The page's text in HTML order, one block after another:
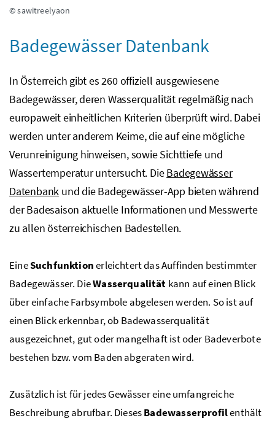
© sawitreelyaon
Badegewässer Datenbank
In Österreich gibt es 260 offiziell ausgewiesene
Badegewässer, deren Wasserqualität regelmäßig nach
europaweit einheitlichen Kriterien überprüft wird. Dabei
werden unter anderem Keime, die auf eine mögliche
Verunreinigung hinweisen, sowie Sichttiefe und
Wassertemperatur untersucht. DieBadegewässer
Datenbank und die Badegewässer-App bieten während
der Badesaison aktuelle Informationen und Messwerte
zu allen österreichischen Badestellen.
EineSuchfunktionerleichtert das Auffinden bestimmter
Badegewässer. DieWasserqualität kann auf einen Blick
über einfache Farbsymbole abgelesen werden. So ist auf
einen Blick erkennbar, ob Badewasserqualität
ausgezeichnet, gut oder mangelhaft ist oder Badeverbote
bestehen bzw.vom Baden abgeraten wird.
Zusätzlich ist für jedes Gewässer eine umfangreiche
Beschreibung abrufbar. DiesesBadewasserprofilenthält